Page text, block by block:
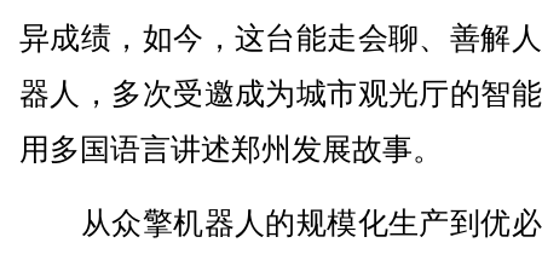
异成绩，如今，这台能走会聊、善解
器人，多次受邀成为城市观光厅的智
用多国语言讲述郑州发展故事。
从众擎机器人的规模化生产到优